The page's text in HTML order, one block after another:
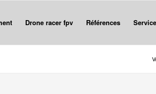
Drone racer fpv Références Service